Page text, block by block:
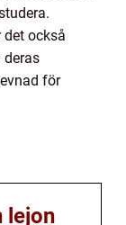
också
deras
för
lejon